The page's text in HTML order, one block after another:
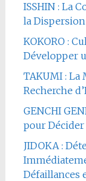
ISSHIN : La
la
KOKORO :
Développer
TAKUMI : La
Recherche
GENCHI
pour Décider
JIDOKA :
Défaillances